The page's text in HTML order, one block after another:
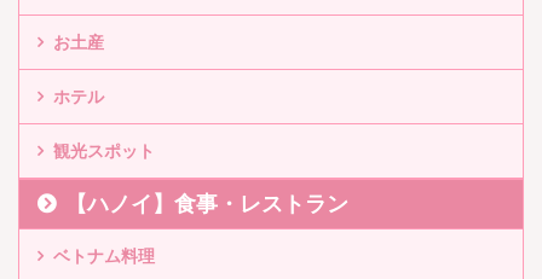
お土産
ホテル
観光スポット
【ハノイ】食事・レストラン
ベトナム料理